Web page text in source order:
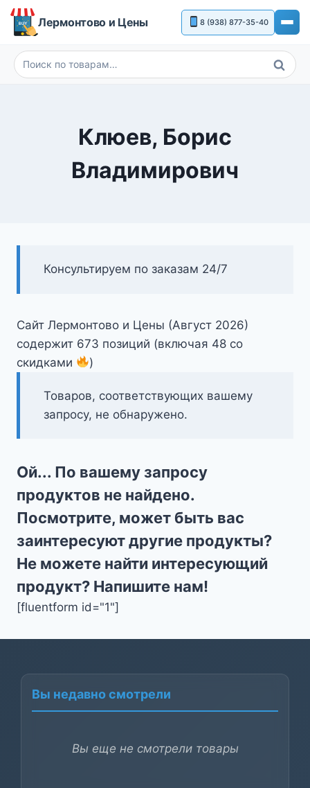
Перейти
Лермонтово и Цены 8 (938) 877-35-40
Искать:
Поиск
Клюев, Борис
Владимирович
Консультируем по заказам 24/7
Сайт Лермонтово и Цены (Август 2026)
содержит 673 позиций (включая 48 со
скидками
)
Товаров, соответствующих вашему
запросу, не обнаружено.
Ой... По вашему запросу
продуктов не найдено.
Посмотрите, может быть вас
заинтересуют другие продукты?
Не можете найти интересующий
продукт? Напишите нам!
[fluentform id="1"]
Вы недавно смотрели
Вы еще не смотрели товары